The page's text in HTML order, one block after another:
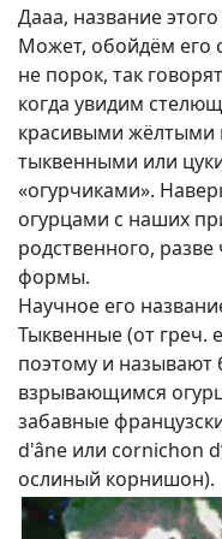
Дааа, название
Может, обойдём его
не порок, так
когда увидим
красивыми жёлтыми
тыквенными или
«огурчиками».
огурцами с наших
родственного,
формы.
Научное его
Тыквенные (от греч.
поэтому и
взрывающимся
забавные
d'âne или cornichon
ослиный корнишон).